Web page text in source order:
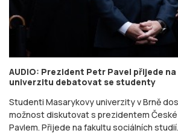
AUDIO: Prezident Petr Pavel přijede
univerzitu debatovat se studenty
Studenti Masarykovy univerzity v Brně
možnost diskutovat s prezidentem
Pavlem. Přijede na fakultu sociálních studií.